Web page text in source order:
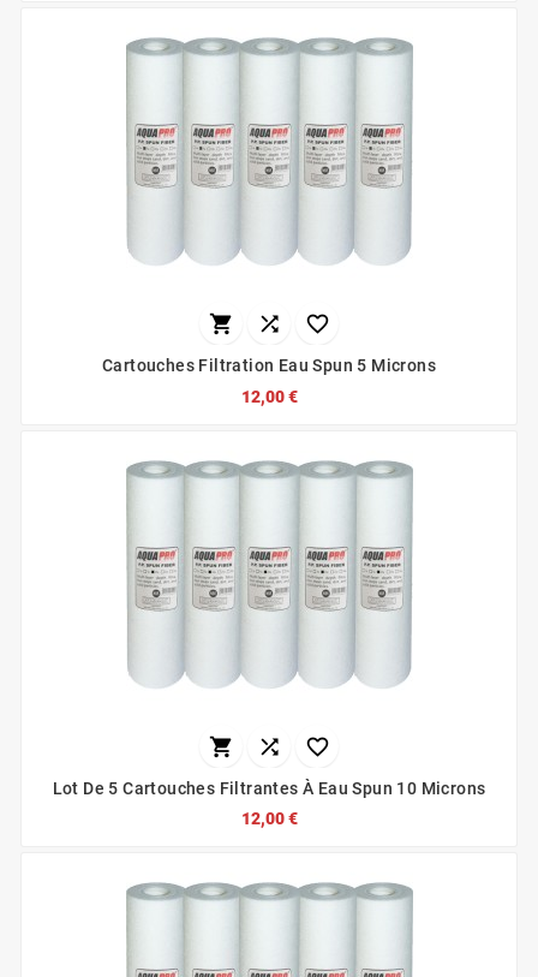
  
Cartouches Filtration Eau Spun 5 Microns
12,00 €
  
Lot De 5 Cartouches Filtrantes À Eau Spun 10 Microns
12,00 €